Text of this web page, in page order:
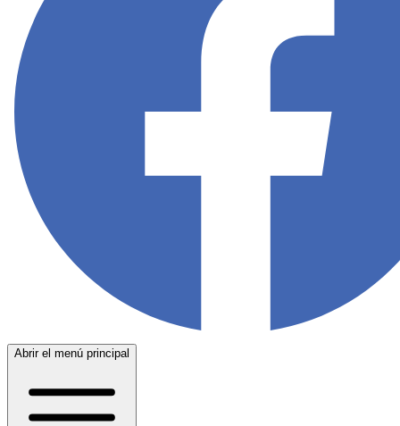
Abrir el menú principal